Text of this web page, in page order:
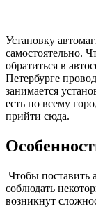
Установку
самостоятельно.
обратиться в
Петербурге
занимается
есть по всему
прийти сюда.
Чтобы поставить
соблюдать
возникнут